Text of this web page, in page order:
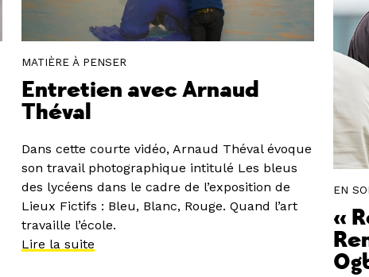
MATIÈRE À PENSER
Entretien avec Arnaud
Théval
Dans cette courte vidéo, Arnaud Théval évoque
son travail photographique intitulé Les bleus
des lycéens dans le cadre de l’exposition de
Lieux Fictifs : Bleu, Blanc, Rouge. Quand l’art
travaille l’école.
Lire la suite
EN
«